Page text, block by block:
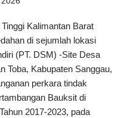
Kalimantan Barat
di sejumlah lokasi
(PT. DSM) -Site Desa
Toba, Kabupaten Sanggau,
perkara tindak
Bauksit di
2017-2023, pada